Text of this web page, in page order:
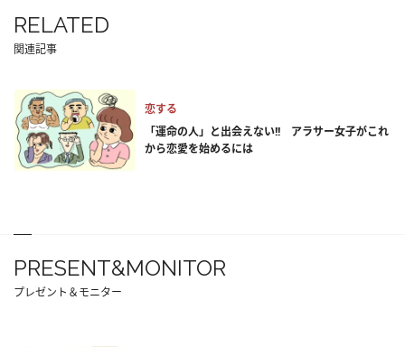
RELATED
関連記事
恋する
「運命の人」と出会えない!! アラサー女子がこれ
から恋愛を始めるには
PRESENT&MONITOR
プレゼント＆モニター